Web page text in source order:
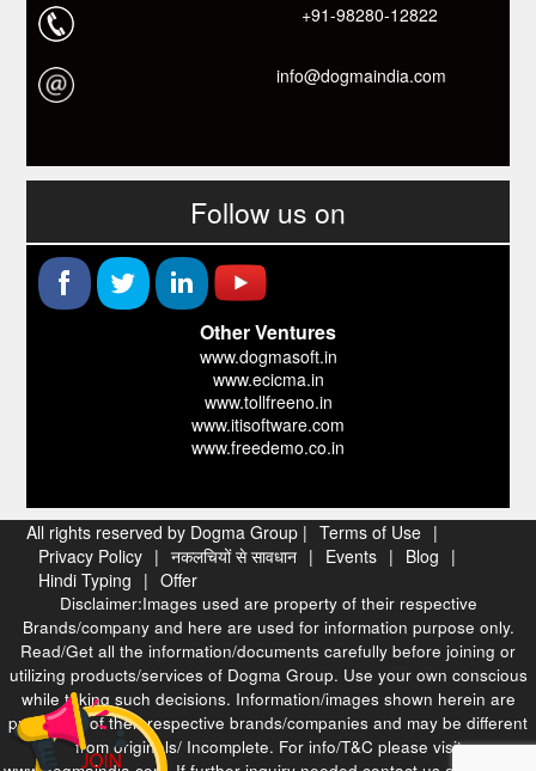
+91-98280-12822
info@dogmaindia.com
Follow us on
Other Ventures
www.dogmasoft.in
www.ecicma.in
www.tollfreeno.in
www.itisoftware.com
www.freedemo.co.in
All rights reserved by Dogma Group | Terms of Use |
Privacy Policy | नकलचियों से सावधान | Events | Blog |
Hindi Typing | Offer
Disclaimer:Images used are property of their respective
Brands/company and here are used for information purpose only.
Read/Get all the information/documents carefully before joining or
utilizing products/services of Dogma Group. Use your own conscious
while taking such decisions. Information/images shown herein are
properties of their respective brands/companies and may be different
from originals/ Incomplete. For info/T&C please visit